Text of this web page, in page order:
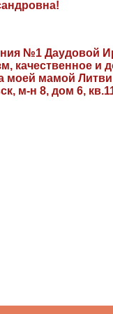
№1 Даудовой
качественное и
моей мамой
м-н 8, дом 6,